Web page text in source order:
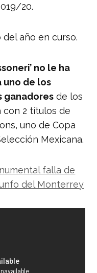
20.
año en curso.
no le ha
uno de los
ganadores de los
con 2 títulos de
uno de Copa
Mexicana.
falla de
del Monterrey